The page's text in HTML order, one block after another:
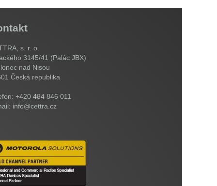
s. r. o.
3145/41 (Palác JBX)
nad Nisou
Česká republika
+420 484 846 011
info@cettra.cz